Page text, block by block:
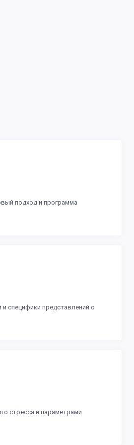
подход и программа
специфики представлений о
стресса и параметрами